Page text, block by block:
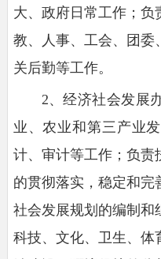
大、政府日常工作；负
教、人事、工会、团委
关后勤等工作。
2、经济社会发展
业、农业和第三产业
计、审计等工作；负责
的贯彻落实，稳定和完
社会发展规划的编制和
科技、文化、卫生、体